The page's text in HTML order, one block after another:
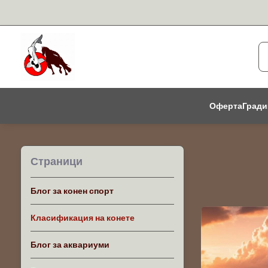
Оферта
Страници
Блог за конен спорт
Класификация на конете
Блог за аквариуми